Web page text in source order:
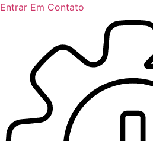
Entrar Em Contato